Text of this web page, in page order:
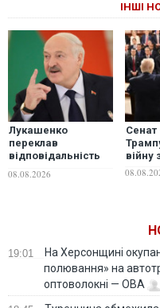
ІНШІ
Лукашенко
переклав
відповідальність
її внутрішні
08.08.2026
війну
19:01
На Херсонщині
полювання» на
оптоволокні — ОВА